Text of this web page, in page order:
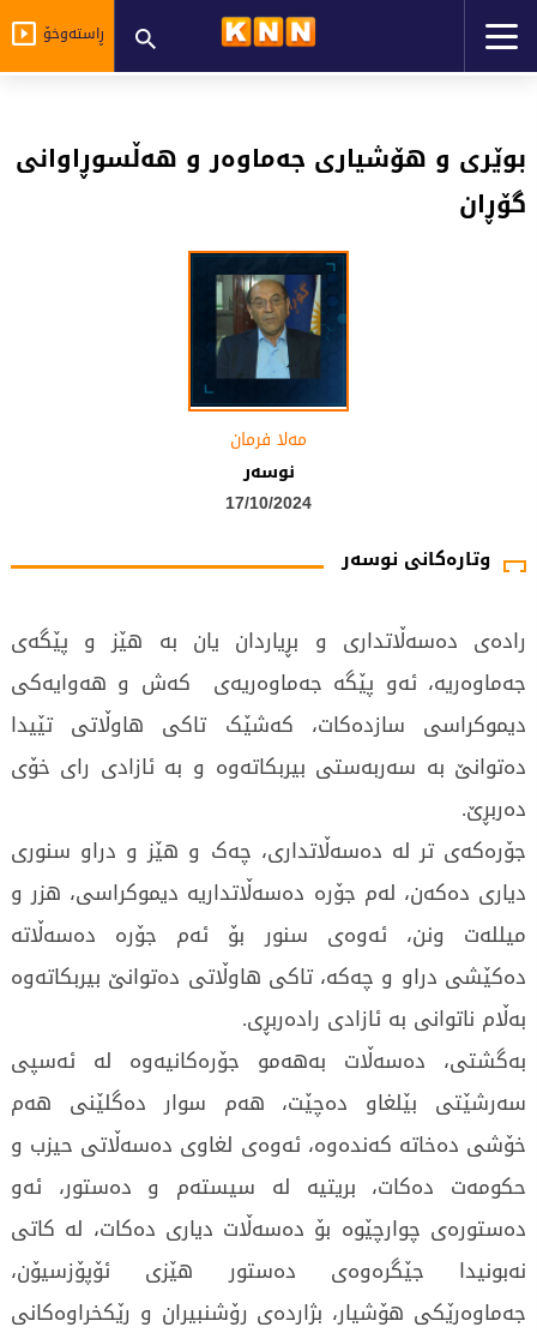
ڕاستەوخۆ
بوێری و هۆشیاری جەماوەر و هەڵسوڕاوانی
گۆڕان
مه‌لا فرمان
نوسه‌ر
17/10/2024
وتارەکانی نوسەر
رادەی دەسەڵاتداری و بڕیاردان یان بە هێز و پێگەی
جەماوەریە، ئەو پێگە جەماوەریەی کەش و هەوایەکی
دیموکراسی سازدەکات، کەشێک تاکی هاوڵاتی تێیدا
دەتوانێ بە سەربەستی بیربکاتەوە و بە ئازادی رای خۆی
دەربڕێ.
جۆرەکەی تر لە دەسەڵاتداری، چەک و هێز و دراو سنوری
دیاری دەکەن، لەم جۆرە دەسەڵاتداریە دیموکراسی، هزر و
میللەت ونن، ئەوەی سنور بۆ ئەم جۆرە دەسەڵاتە
دەکێشی دراو و چەکە، تاکی هاوڵاتی دەتوانێ بیربکاتەوە
بەڵام ناتوانی بە ئازادی رادەربڕی.
بەگشتی، دەسەڵات بەهەمو جۆرەکانیەوە لە ئەسپی
سەرشێتی بێلغاو دەچێت، هەم سوار دەگلێنی هەم
خۆشی دەخاتە کەندەوە، ئەوەی لغاوی دەسەڵاتی حیزب و
حکومەت دەکات، بریتیە لە سیستەم و دەستور، ئەو
دەستورەی چوارچێوە بۆ دەسەڵات دیاری دەکات، لە کاتی
نەبونیدا جێگرەوەی دەستور هێزی ئۆپۆزسیۆن،
جەماوەرێکی هۆشیار، بژاردەی رۆشنبیران و رێکخراوەکانی